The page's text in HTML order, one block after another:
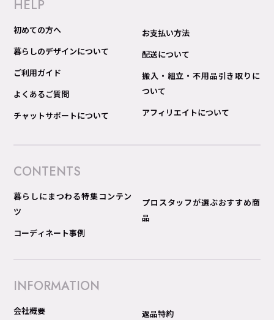
HELP
初めての方へ
暮らしのデザインについて
ご利用ガイド
よくあるご質問
チャットサポートについて
お支払い方法
配送について
搬入・組立・不用品引き取りに
ついて
アフィリエイトについて
CONTENTS
暮らしにまつわる特集コンテン
ツ
コーディネート事例
プロスタッフが選ぶおすすめ商
品
INFORMATION
会社概要
返品特約